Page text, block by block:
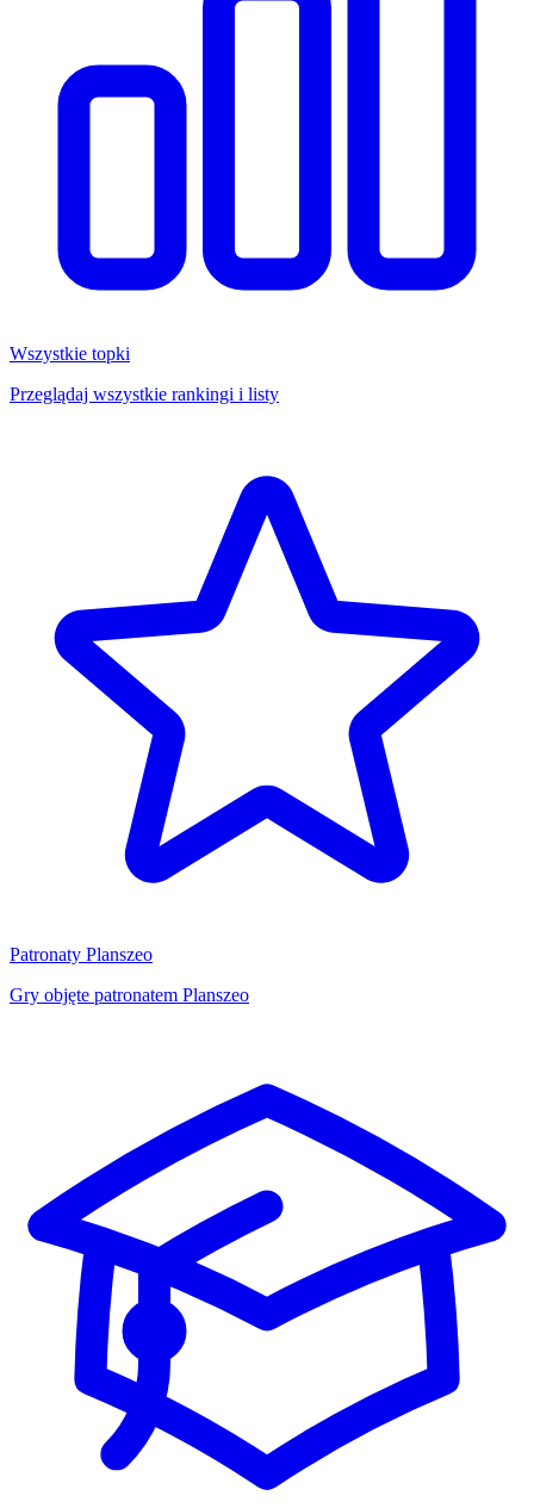
Wszystkie topki
Przeglądaj wszystkie rankingi i listy
Patronaty Planszeo
Gry objęte patronatem Planszeo